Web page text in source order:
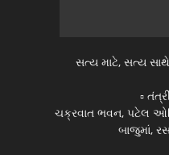
સત્ય માટે, સત્ય
▫️
ચક્રવાત ભવન, પટેલ
બાજુમાં,